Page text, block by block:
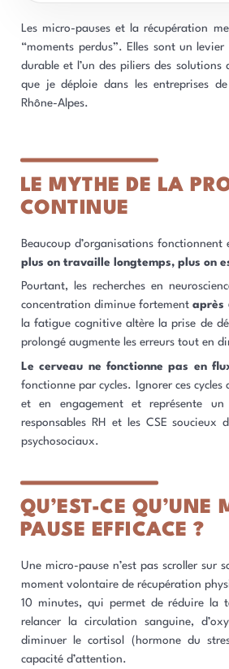
Les micro-pauses et la récupération
“moments perdus”. Elles sont un
durable et l’un des piliers des solutions
que je déploie dans les entreprises
Rhône-Alpes.
LE MYTHE DE LA
CONTINUE
Beaucoup d’organisations fonctionnent
plus on travaille longtemps, plus on
Pourtant, les recherches en
concentration diminue fortementaprès
la fatigue cognitive altère la prise de
prolongé augmente les erreurs tout en
Le cerveau ne fonctionne pas en
fonctionne par cycles. Ignorer ces cycles
et en engagement et représente
responsables RH et les CSE soucieux
psychosociaux.
QU’EST-CE QU’UNE
PAUSE EFFICACE ?
Une micro-pause n’est pas scroller sur
moment volontaire de récupération
10 minutes, qui permet de réduire la
relancer la circulation sanguine,
diminuer le cortisol (hormone du
capacité d’attention.